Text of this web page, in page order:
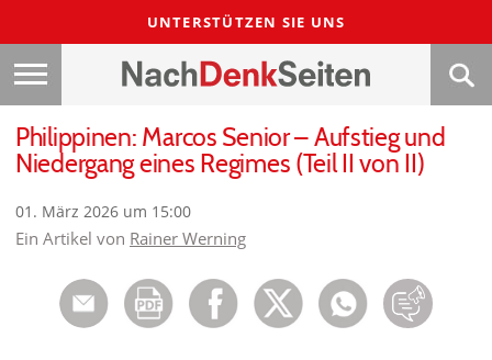
UNTERSTÜTZEN SIE UNS
Philippinen: Marcos Senior – Aufstieg und
Niedergang eines Regimes (Teil II von II)
01. März 2026 um 15:00
Ein Artikel von Rainer Werning